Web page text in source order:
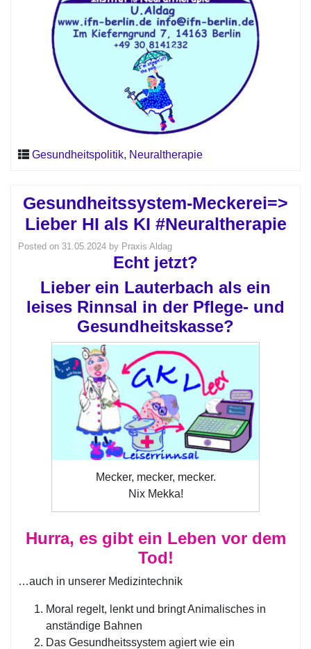
Gesundheitspolitik, Neuraltherapie
Gesundheitssystem-Meckerei=>
Lieber HI als KI #Neuraltherapie
Posted on 31.05.2024 by Praxis Aldag
Echt jetzt?
Lieber ein Lauterbach als ein
leises Rinnsal in der Pflege- und
Gesundheitskasse?
Mecker, mecker, mecker.
Nix Mekka!
Hurra, es gibt ein Leben vor dem
Tod!
…auch in unserer Medizintechnik
Moral regelt, lenkt und bringt Animalisches in
anständige Bahnen
Das Gesundheitssystem agiert wie ein